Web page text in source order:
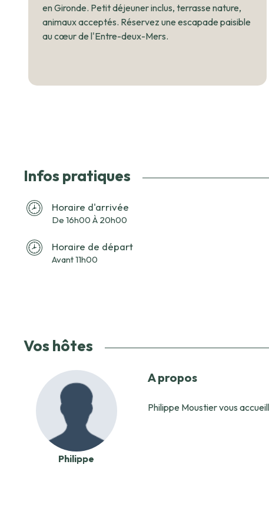
en Gironde. Petit déjeuner inclus, terrasse nature,
animaux acceptés. Réservez une escapade paisible
au cœur de l'Entre-deux-Mers.
Infos pratiques
Horaire d'arrivée
De 16h00 À 20h00
Horaire de départ
Avant 11h00
Vos hôtes
Philippe
A propos
Philippe Moustier vous